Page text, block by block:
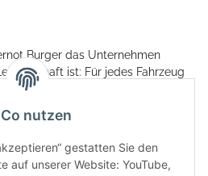
Burger das Unternehmen
ist: Für jedes Fahrzeug
und individuell.
Kundenrückmeldungen kamen
Hardtopständer hinzu.
in Deutschland produziert und
und Materialien gefertigt.
nutzen
gestatten Sie den
auf unserer Website: YouTube,